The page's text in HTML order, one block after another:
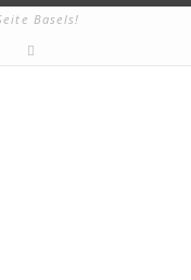
Basels!